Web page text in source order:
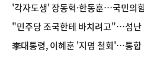
'각자도생' 장동혁·한동훈…국민의
"민주당 조국한테 바치려고"…성난
들리나? [정국 기상대]
李대통령, 이혜훈 '지명 철회'…통합